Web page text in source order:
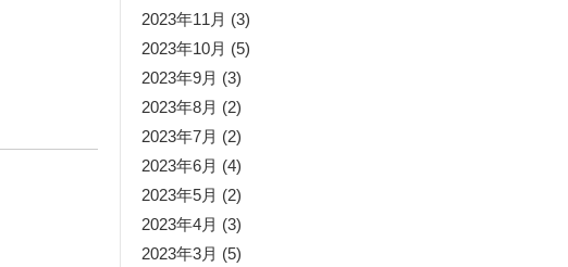
2023年11月 (3)
2023年10月 (5)
2023年9月 (3)
2023年8月 (2)
2023年7月 (2)
2023年6月 (4)
2023年5月 (2)
2023年4月 (3)
2023年3月 (5)